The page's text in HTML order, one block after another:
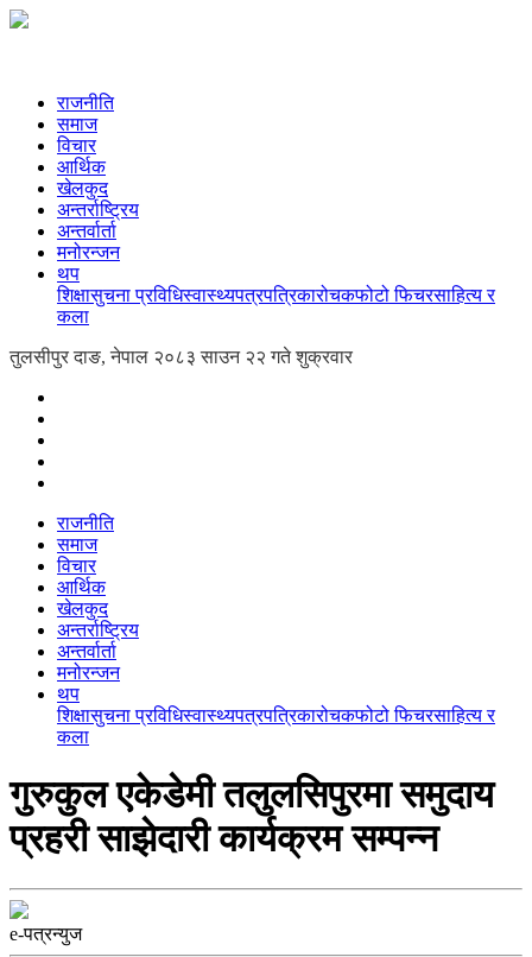
राजनीति
समाज
विचार
आर्थिक
खेलकुद
अन्तर्राष्ट्रिय
अन्तर्वार्ता
मनोरन्जन
थप
शिक्षासुचना प्रविधिस्वास्थ्यपत्रपत्रिकारोचकफोटो फिचरसाहित्य र
कला
तुलसीपुर दाङ, नेपाल २०८३ साउन २२ गते शुक्रवार
राजनीति
समाज
विचार
आर्थिक
खेलकुद
अन्तर्राष्ट्रिय
अन्तर्वार्ता
मनोरन्जन
थप
शिक्षासुचना प्रविधिस्वास्थ्यपत्रपत्रिकारोचकफोटो फिचरसाहित्य र
कला
गुरुकुल एकेडेमी तलुलसिपुरमा समुदाय
प्रहरी साझेदारी कार्यक्रम सम्पन्न
e-पत्रन्युज